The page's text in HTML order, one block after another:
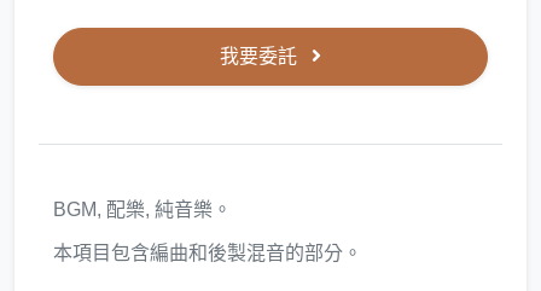
我要委託
BGM, 配樂, 純音樂。
本項目包含編曲和後製混音的部分。